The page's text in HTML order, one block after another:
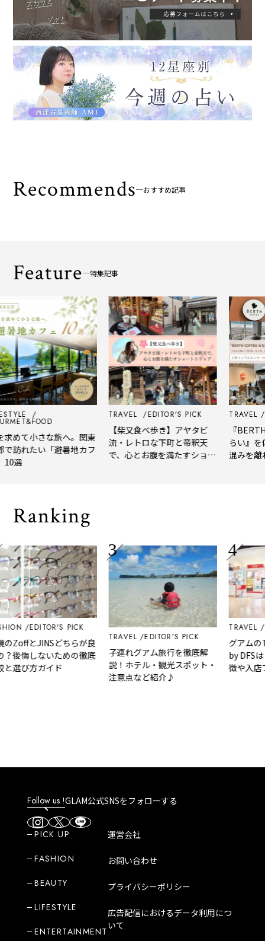
Recommends おすすめ記事
Feature 特集記事
小さな旅へ。関東
たい「避暑地カフ
TRAVEL EDITOR'S PICK
【柴又食べ歩き】アヤタビ
流・レトロな下町と帝釈天
で、心とお腹を満たすショー
TRAVEL
『BERTH
らい』を体験
混みを離れて
Ranking
EDITOR'S PICK
とJINSどちらが良
しないための徹底
方ガイド
TRAVEL EDITOR'S PICK
子連れグアム旅行を徹底解
説！ホテル・観光スポット・
注意点など紹介♪
TRAVEL
グアムのTギ
by DFSはどん
徴や入店ブラ
Follow us !GLAM公式SNSをフォローする
PICK UP
FASHION
BEAUTY
LIFESTYLE
ENTERTAINMENT
運営会社
お問い合わせ
プライバシーポリシー
広告配信におけるデータ利用につ
いて